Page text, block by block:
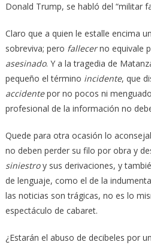
Donald Trump, se habló del “militar
Claro que a quien le estalle encima
sobreviva; pero fallecerno equivale
asesinado. Y a la tragedia de
pequeño el término incidente, que
accidentepor no pocos ni
profesional de la información no
Quede para otra ocasión lo
no deben perder su filo por obra y
siniestroy sus derivaciones, y
de lenguaje, como el de la
las noticias son trágicas, no es lo
espectáculo de cabaret.
¿Estarán el abuso de decibeles por